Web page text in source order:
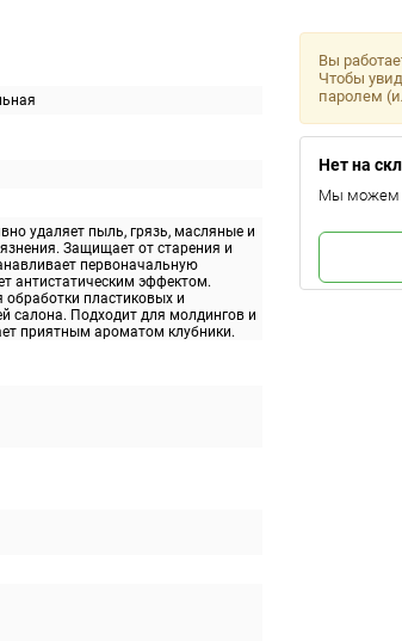
удаляет пыль, грязь, масляные и
Защищает от старения и
первоначальную
антистатическим эффектом.
обработки пластиковых и
салона. Подходит для молдингов и
приятным ароматом клубники.
Вы
Чтобы
паролем
Нет на
Мы можем